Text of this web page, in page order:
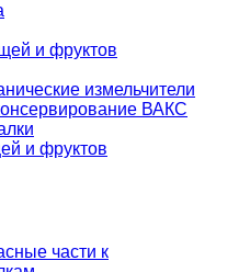
и фруктов
измельчители
ВАКС
и фруктов
части к